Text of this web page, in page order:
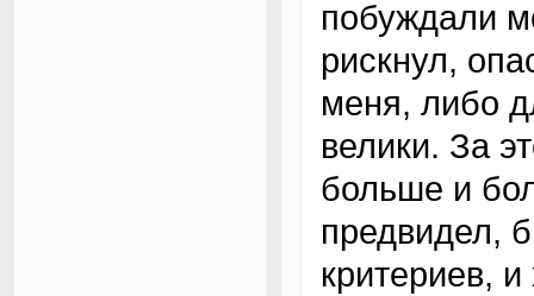
побуждали
рискнул,
меня, либо
велики. За
больше и
предвидел,
критериев,